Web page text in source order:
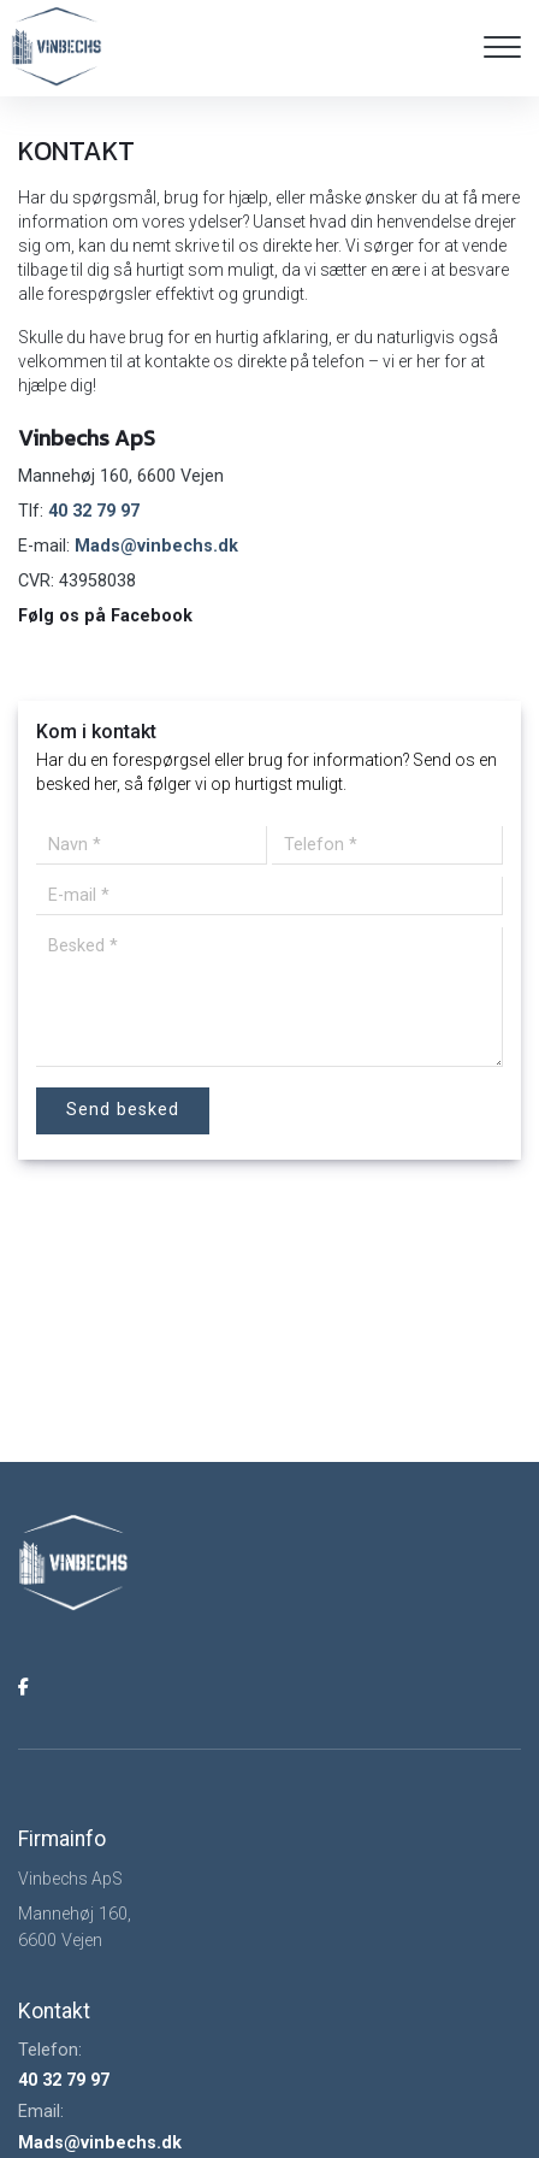
Gå
til
hovedindhold
KONTAKT
Har du spørgsmål, brug for hjælp, eller måske ønsker du at få mere
information om vores ydelser? Uanset hvad din henvendelse drejer
sig om, kan du nemt skrive til os direkte her. Vi sørger for at vende
tilbage til dig så hurtigt som muligt, da vi sætter en ære i at besvare
alle forespørgsler effektivt og grundigt.
Skulle du have brug for en hurtig afklaring, er du naturligvis også
velkommen til at kontakte os direkte på telefon – vi er her for at
hjælpe dig!
Vinbechs ApS
Mannehøj 160, 6600 Vejen
Tlf: 40 32 79 97
E-mail: Mads@vinbechs.dk
CVR: 43958038
Følg os på Facebook
Kom i kontakt
Har du en forespørgsel eller brug for information? Send os en
besked her, så følger vi op hurtigst muligt.
Firmainfo
Vinbechs ApS
Mannehøj 160,
6600 Vejen
Kontakt
Telefon:
40 32 79 97
Email:
Mads@vinbechs.dk